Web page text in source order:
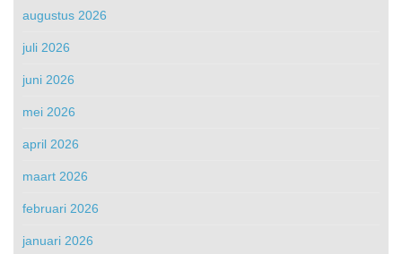
augustus 2026
juli 2026
juni 2026
mei 2026
april 2026
maart 2026
februari 2026
januari 2026